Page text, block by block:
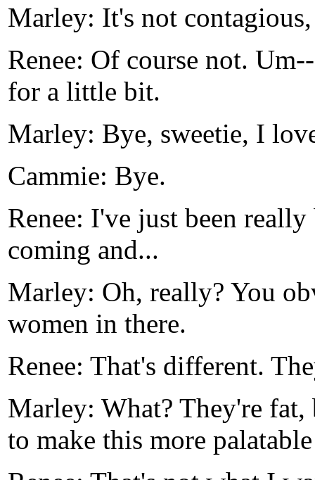
Marley: It's not
Renee: Of course not.
for a little bit.
Marley: Bye, sweetie, I
Cammie: Bye.
Renee: I've just been
coming and...
Marley: Oh, really? You
women in there.
Renee: That's different.
Marley: What? They're
to make this more